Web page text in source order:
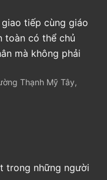
tiếp cùng giáo
toàn có thể chủ
mà không phải
Thạnh Mỹ Tây,
trong những người